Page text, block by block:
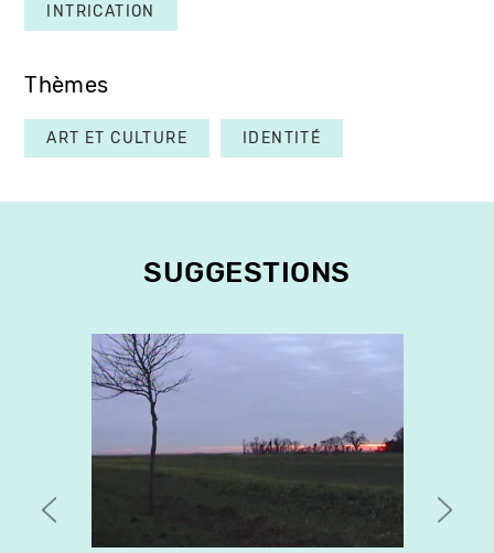
INTRICATION
Thèmes
ART ET CULTURE IDENTITÉ
SUGGESTIONS